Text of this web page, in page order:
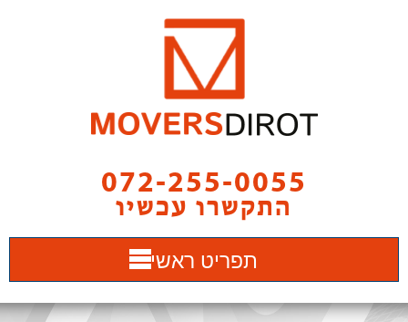
072-255-0055
התקשרו עכשיו
תפריט ראשי